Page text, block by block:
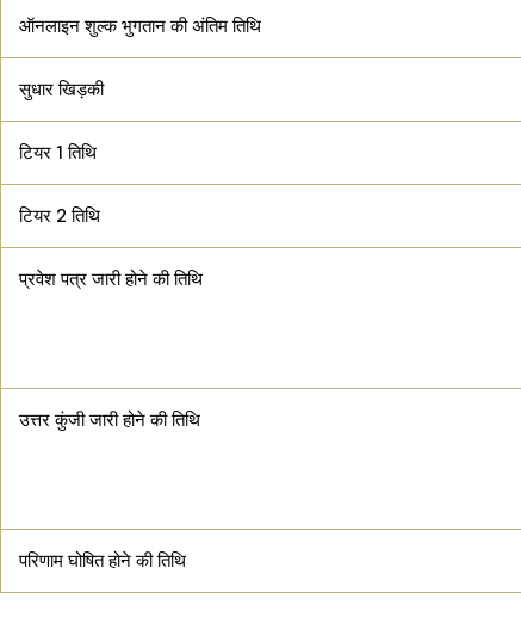
ऑनलाइन शुल्क भुगतान की अंतिम तिथि
सुधार खिड़की
टियर 1 तिथि
टियर 2 तिथि
प्रवेश पत्र जारी होने की तिथि
उत्तर कुंजी जारी होने की तिथि
परिणाम घोषित होने की तिथि